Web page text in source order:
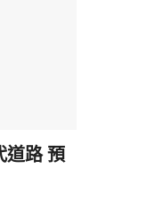
道路 預